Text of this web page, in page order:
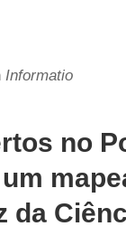
Informatio
no
da